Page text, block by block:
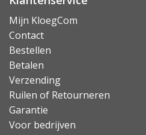
Mijn KloegCom
Contact
Bestellen
Betalen
Verzending
Ruilen of Retourneren
Garantie
Voor bedrijven